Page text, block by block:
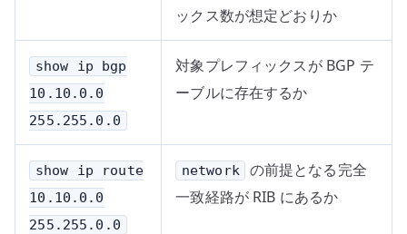
ックス数が想定どおりか
show ip bgp
10.10.0.0
255.255.0.0
対象プレフィックスが BGP テ
ーブルに存在するか
show ip route
10.10.0.0
255.255.0.0
network
の前提となる完全
一致経路が RIB にあるか